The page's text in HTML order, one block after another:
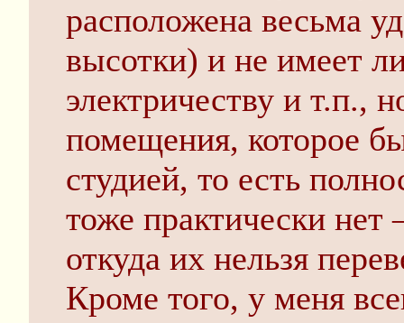
расположена весьма
высотки) и не имеет
электричеству и т.п.,
помещения, которое
студией, то есть
тоже практически
откуда их нельзя
Кроме того, у меня